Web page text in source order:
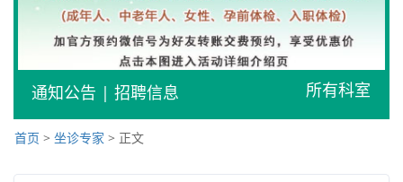
所有科室
通知公告 | 招聘信息
首页 > 坐诊专家 > 正文